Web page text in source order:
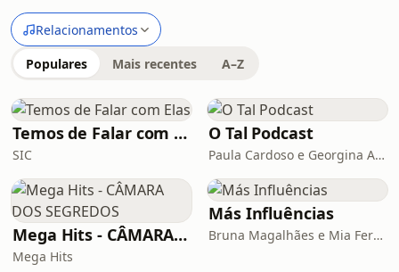
Relacionamentos
Populares Mais recentes A–Z
Temos de Falar com Elas
SIC
O Tal Podcast
Paula Cardoso e Georgina Angélica
Mega Hits - CÂMARA DOS SEGREDOS
Mega Hits
Más Influências
Bruna Magalhães e Mia Fernandes